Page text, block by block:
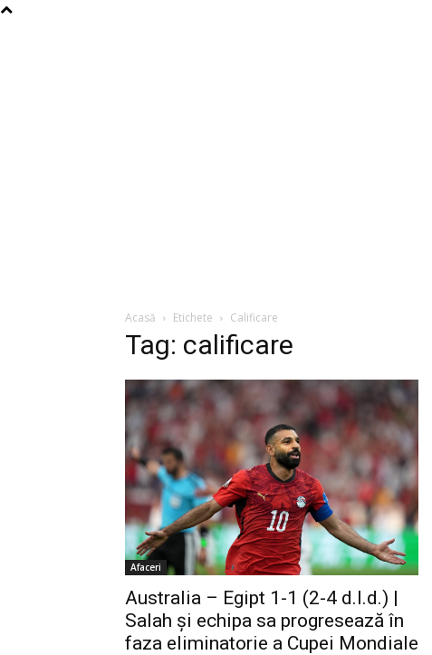
Acasă Etichete Calificare
Tag: calificare
Afaceri
Australia – Egipt 1-1 (2-4 d.l.d.) |
Salah și echipa sa progresează în
faza eliminatorie a Cupei Mondiale